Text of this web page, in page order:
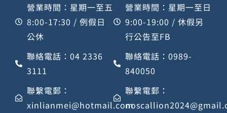
營業時間：星期一至五
8:00-17:30 / 例假日
公休
聯絡電話：04 2336
3111
聯繫電郵：
xinlianmei@hotmail.com
營業時間：星期一至日
9:00-19:00 / 休假另
行公告至FB
聯絡電話：0989-
840050
聯繫電郵：